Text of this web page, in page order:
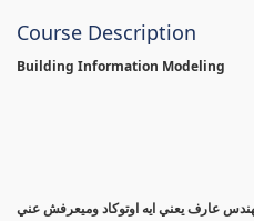
Course Description
Building Information Modeling
عارف يعني ايه اوتوكاد وميعرفش عني